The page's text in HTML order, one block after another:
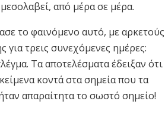
από μέρα σε μέρα.
το φαινόμενο αυτό, με αρκετούς
τρεις συνεχόμενες ημέρες:
Τα αποτελέσματα έδειξαν ότι
κοντά στα σημεία που τα
απαραίτητα το σωστό σημείο!